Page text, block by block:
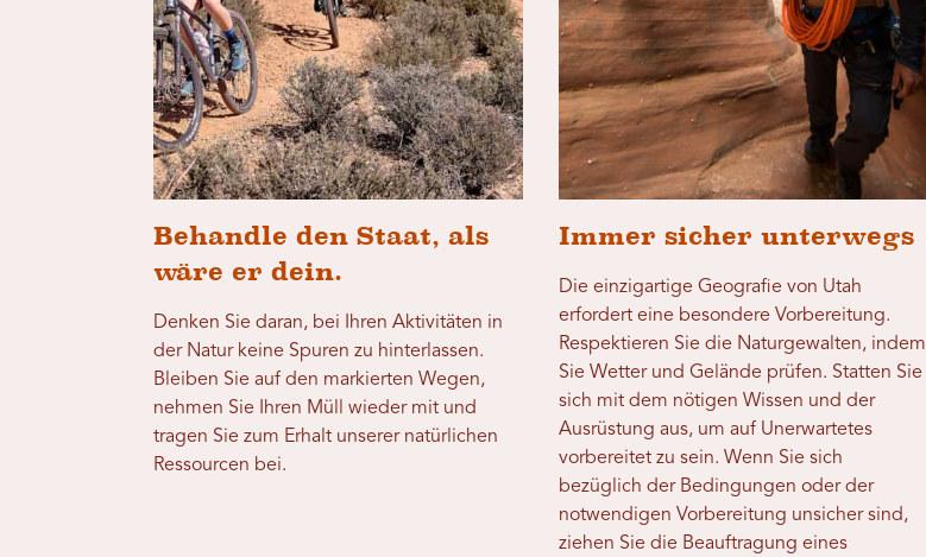
Behandle den Staat, als
wäre er dein.
Denken Sie daran, bei Ihren Aktivitäten in
der Natur keine Spuren zu hinterlassen.
Bleiben Sie auf den markierten Wegen,
nehmen Sie Ihren Müll wieder mit und
tragen Sie zum Erhalt unserer natürlichen
Ressourcen bei.
Immer sicher unterwegs
Die einzigartige Geografie von Utah
erfordert eine besondere Vorbereitung.
Respektieren Sie die Naturgewalten, indem
Sie Wetter und Gelände prüfen. Statten Sie
sich mit dem nötigen Wissen und der
Ausrüstung aus, um auf Unerwartetes
vorbereitet zu sein. Wenn Sie sich
bezüglich der Bedingungen oder der
notwendigen Vorbereitung unsicher sind,
ziehen Sie die Beauftragung eines